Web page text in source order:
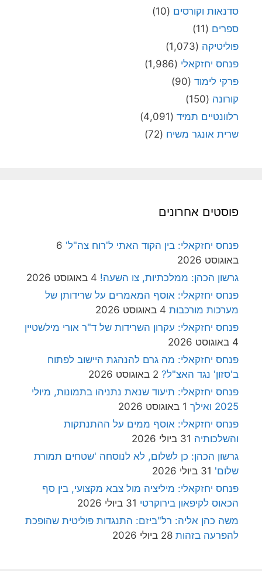
סדנאות וקורסים (10)
ספרים (11)
פוליטיקה (1,073)
פנחס יחזקאלי (1,986)
פרקי לימוד (90)
קורונה (150)
רלוונטיים תמיד (4,091)
שרית אונגר משיח (72)
פוסטים אחרונים
פנחס יחזקאלי: בין הקוד האתי ל'רוח צה"ל' 6
באוגוסט 2026
גרשון הכהן: ממלכתיות, צו השעה! 4 באוגוסט 2026
פנחס יחזקאלי: אוסף המאמרים על שרידותן של
מערכות מורכבות 4 באוגוסט 2026
פנחס יחזקאלי: עקרון השרידות של ד"ר אורי מילשטיין
4 באוגוסט 2026
פנחס יחזקאלי: מה גרם להנהגת היישוב לפתוח
ב'סזון' נגד האצ"ל? 2 באוגוסט 2026
פנחס יחזקאלי: תיעוד שנאת נתניהו בתמונות, מיולי
2025 ואילך
1 באוגוסט 2026
פנחס יחזקאלי: אוסף ממים על ההתנתקות
והשלכותיה 31 ביולי 2026
גרשון הכהן: כן לשלום, לא לנוסחה 'שטחים תמורת
שלום' 31 ביולי 2026
פנחס יחזקאלי: מיליציה מול צבא מקצועי, בין סף
הכאוס לקיפאון בירוקרטי 31 ביולי 2026
משה כהן אליה: רל"ביזם: התנגדות פוליטית שהופכת
להפרעה בזהות 28 ביולי 2026